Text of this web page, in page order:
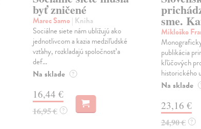
byť zničené
Marec Samo| Kniha
Sociálne siete nám ubližujú ako
jednotlivcom a kazia medziľudské
vzťahy, rozkladajú spoločnosť a
def...
Na sklade ?
16,44 €
16,95 € ?
sme.
Mikloško
publikácia
kľúčových
historického
Na sklade
23,16 €
24,90 € ?